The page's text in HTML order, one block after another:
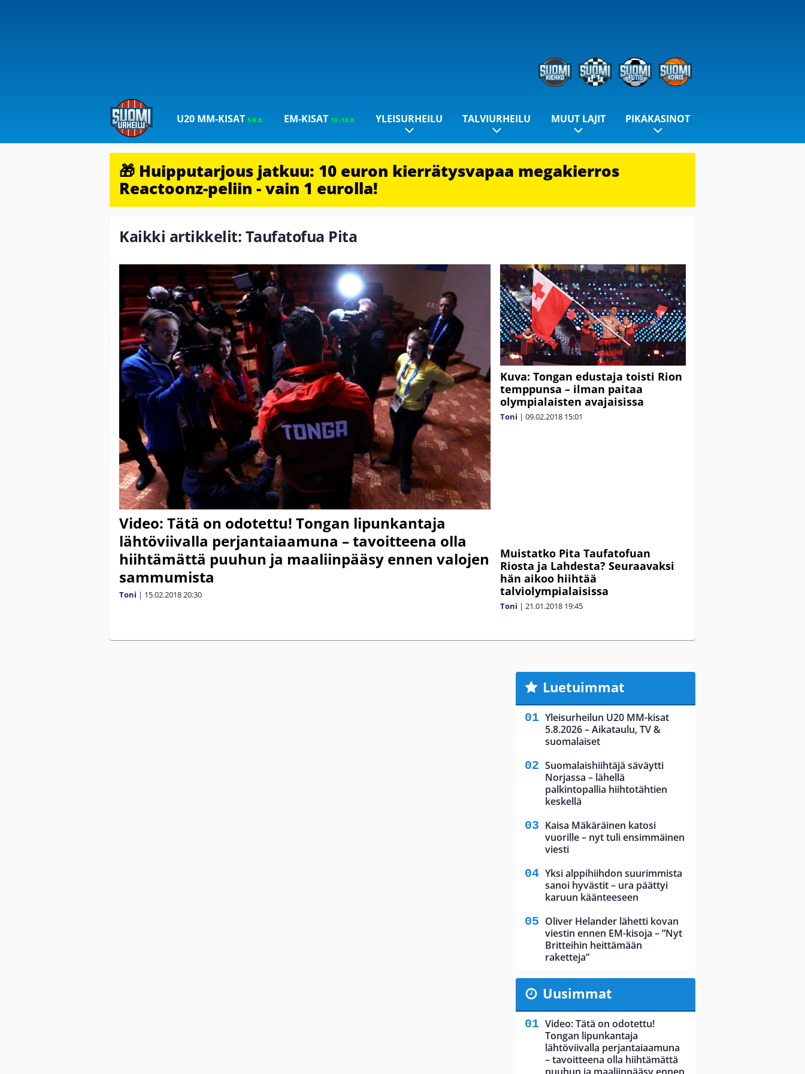
U20 MM-KISAT5-9.8. EM-KISAT 10.-16.8. YLEISURHEILU TALVIURHEILU MUUT LAJIT PIKAKASINOT
🎁 Huipputarjous jatkuu: 10 euron kierrätysvapaa megakierros
Reactoonz-peliin - vain 1 eurolla!
Kaikki artikkelit: Taufatofua Pita
Video: Tätä on odotettu! Tongan lipunkantaja
lähtöviivalla perjantaiaamuna – tavoitteena olla
hiihtämättä puuhun ja maaliinpääsy ennen valojen
sammumista
Toni | 15.02.201820:30
Kuva: Tongan edustaja toisti Rion
temppunsa – ilman paitaa
olympialaisten avajaisissa
Toni | 09.02.2018 15:01
Muistatko Pita Taufatofuan
Riosta ja Lahdesta? Seuraavaksi
hän aikoo hiihtää
talviolympialaisissa
Toni | 21.01.2018 19:45
Luetuimmat
Yleisurheilun U20 MM-kisat
5.8.2026 – Aikataulu, TV &
suomalaiset
Suomalaishiihtäjä säväytti
Norjassa – lähellä
palkintopallia hiihtotähtien
keskellä
Kaisa Mäkäräinen katosi
vuorille – nyt tuli ensimmäinen
viesti
Yksi alppihiihdon suurimmista
sanoi hyvästit – ura päättyi
karuun käänteeseen
Oliver Helander lähetti kovan
viestin ennen EM-kisoja – ”Nyt
Britteihin heittämään
raketteja”
Uusimmat
Video: Tätä on odotettu!
Tongan lipunkantaja
lähtöviivalla perjantaiaamuna
– tavoitteena olla hiihtämättä